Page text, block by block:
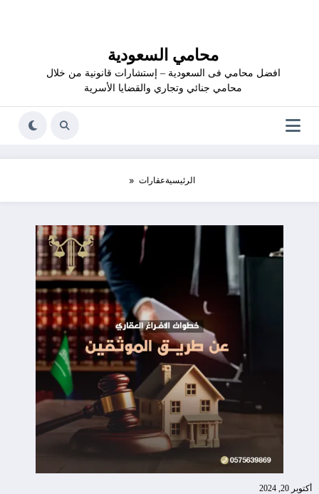
محامي السعودية
افضل محامي فى السعودية – إستشارات قانونية من خلال
محامي جنائي وتجاري والقضايا الأسرية
الرئيسيةعقارات
أكتوبر 20, 2024